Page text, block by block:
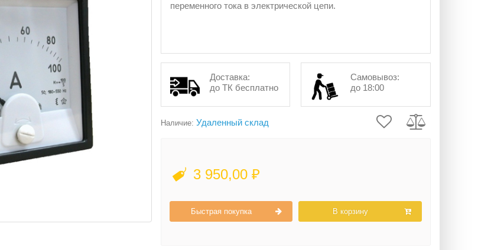
переменного тока в электрической цепи.
Доставка:
до ТК бесплатно
Самовывоз:
до 18:00
Наличие: Удаленный склад
3 950,00 ₽
Быстрая покупка В корзину